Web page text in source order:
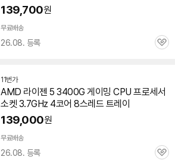
139,700원
무료배송
26.08. 등록
관
11번가
AMD 라이젠 5 3400G 게이밍 CPU 프로세서
소켓 3.7GHz 4코어 8스레드 트레이
139,000원
무료배송
26.08. 등록
관